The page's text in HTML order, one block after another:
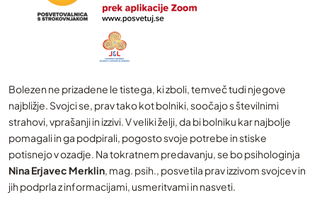
Bolezen ne prizadene le tistega, ki zboli, temveč tudi njegove
najbližje. Svojci se, prav tako kot bolniki, soočajo s številnimi
strahovi, vprašanji in izzivi. V veliki želji, da bi bolniku kar najbolje
pomagali in ga podpirali, pogosto svoje potrebe in stiske
potisnejo v ozadje. Na tokratnem predavanju, se bo psihologinja
Nina Erjavec Merklin, mag. psih., posvetila prav izzivom svojcev in
jih podprla z informacijami, usmeritvami in nasveti.